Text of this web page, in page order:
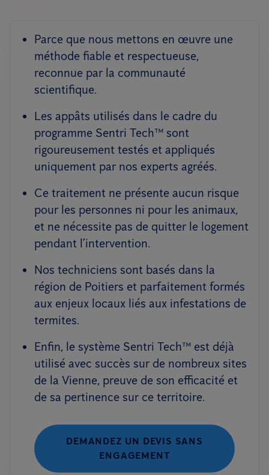
Parce que nous mettons en œuvre une
méthode fiable et respectueuse,
reconnue par la communauté
scientifique.
Les appâts utilisés dans le cadre du
programme Sentri Tech™ sont
rigoureusement testés et appliqués
uniquement par nos experts agréés.
Ce traitement ne présente aucun risque
pour les personnes ni pour les animaux,
et ne nécessite pas de quitter le logement
pendant l’intervention.
Nos techniciens sont basés dans la
région de Poitiers et parfaitement formés
aux enjeux locaux liés aux infestations de
termites.
Enfin, le système Sentri Tech™ est déjà
utilisé avec succès sur de nombreux sites
de la Vienne, preuve de son efficacité et
de sa pertinence sur ce territoire.
DEMANDEZ UN DEVIS SANS
ENGAGEMENT